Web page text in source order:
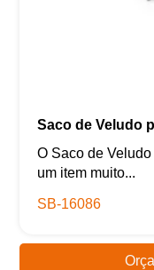
Saco de Veludo
O Saco de
um item muito...
SB-16086